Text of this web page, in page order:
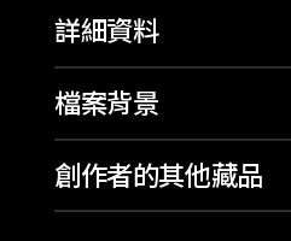
詳細資料
檔案背景
創作者的其他藏品